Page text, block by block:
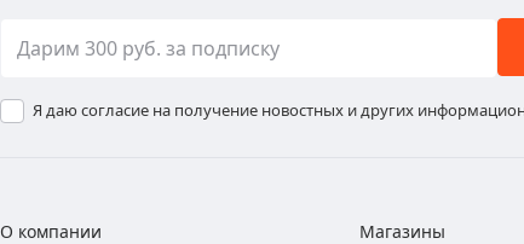
Я даю согласие на получение новостных и других
О компании
Магазины